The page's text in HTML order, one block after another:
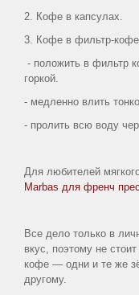
2. Кофе в капсулах.
3. Кофе в фильтр-
- положить в фильтр
горкой.
- медленно влить
- пролить всю воду
Для любителей
Marbas для френч
Все дело только в
вкус, поэтому не
кофе — одни и те же
другому.